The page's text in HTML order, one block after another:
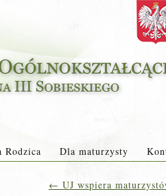
Rodzica Dla maturzysty
← UJ wspiera